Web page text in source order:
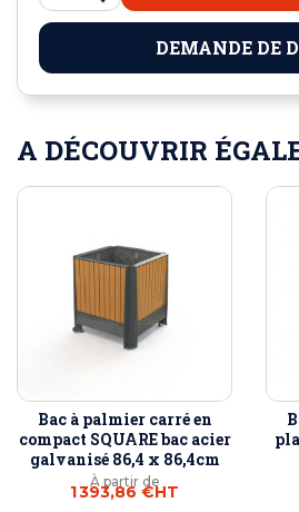
DEMANDE DE
A DÉCOUVRIR
Bac à palmier carré en
compact SQUARE bac acier
galvanisé 86,4 x 86,4cm
À partir de
1 393,86 €HT